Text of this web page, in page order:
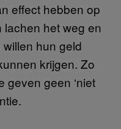
effect hebben op
lachen het weg en
hun geld
krijgen. Zo
geven geen ‘niet